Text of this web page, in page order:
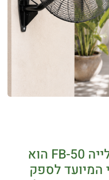
מאוורר תעשייתי לתלייה FB-50 הוא
המיועד לספק